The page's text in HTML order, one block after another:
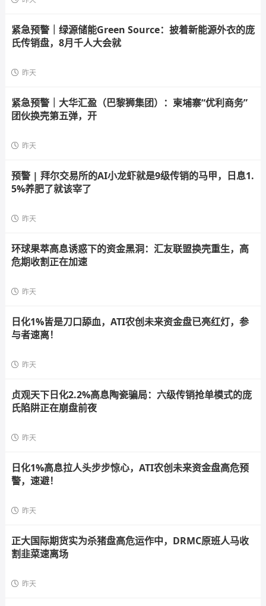
紧急预警｜绿源储能Green Source：披着新能源外衣的庞
氏传销盘，8月千人大会就
昨天
紧急预警｜大华汇盈（巴黎狮集团）：柬埔寨“优利商务”
团伙换壳第五弹，开
昨天
预警 | 拜尔交易所的AI小龙虾就是9级传销的马甲，日息1.
5%养肥了就该宰了
昨天
环球果萃高息诱惑下的资金黑洞：汇友联盟换壳重生，高
危期收割正在加速
昨天
日化1%皆是刀口舔血，ATI农创未来资金盘已亮红灯，参
与者速离！
昨天
贞观天下日化2.2%高息陶瓷骗局：六级传销抢单模式的庞
氏陷阱正在崩盘前夜
昨天
日化1%高息拉人头步步惊心，ATI农创未来资金盘高危预
警，速避！
昨天
正大国际期货实为杀猪盘高危运作中，DRMC原班人马收
割韭菜速离场
昨天